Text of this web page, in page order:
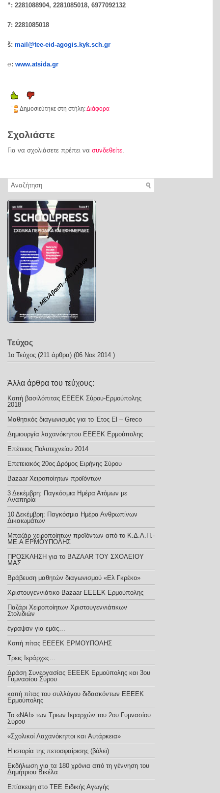
“: 2281088904, 2281085018, 6977092132
7: 2281085018
š: mail@tee-eid-agogis.kyk.sch.gr
℮: www.atsida.gr
Δημοσιεύτηκε στη στήλη:Διάφορα
Σχολιάστε
Για να σχολιάσετε πρέπει να συνδεθείτε.
Α - ΜΕτΑβαση...στο μέλλον
Τεύχος
1ο Τεύχος (211 άρθρα) (06 Νοε 2014 )
Άλλα άρθρα του τεύχους:
Κοπή βασιλόπιτας ΕΕΕΕΚ Σύρου-Ερμούπολης
2018
Μαθητικός διαγωνισμός για το Έτος El – Greco
Δημιουργία λαχανόκηπου ΕΕΕΕΚ Ερμούπολης
Επέτειος Πολυτεχνείου 2014
Επετειακός 20ος Δρόμος Ειρήνης Σύρου
Bazaar Xειροποίητων προϊόντων
3 Δεκέμβρη: Παγκόσμια Ημέρα Ατόμων με
Αναπηρία
10 Δεκέμβρη: Παγκόσμια Ημέρα Ανθρωπίνων
Δικαιωμάτων
Μπαζάρ χειροποίητων προϊόντων από το Κ.Δ.Α.Π.-
ΜΕ.Α ΕΡΜΟΥΠΟΛΗΣ
ΠΡΟΣΚΛΗΣΗ για το BAZAAR ΤΟΥ ΣΧΟΛΕΙΟΥ
ΜΑΣ…
Βράβευση μαθητών διαγωνισμού «Ελ Γκρέκο»
Χριστουγεννιάτικο Bazaar ΕΕΕΕΚ Ερμούπολης
Παζάρι Χειροποίητων Χριστουγεννιάτικων
Στολιδιών
έγραψαν για εμάς…
Κοπή πίτας ΕΕΕΕΚ ΕΡΜΟΥΠΟΛΗΣ
Τρεις Ιεράρχες…
Δράση Συνεργασίας ΕΕΕΕΚ Ερμούπολης και 3ου
Γυμνασίου Σύρου
κοπή πίτας του συλλόγου διδασκόντων ΕΕΕΕΚ
Ερμούπολης
Το «ΝΑΙ» των Τριων Ιεραρχών του 2ου Γυμνασίου
Σύρου
«Σχολικοί Λαχανόκηποι και Aυτάρκεια»
Η ιστορία της πετοσφαίρισης (βόλεϊ)
Εκδήλωση για τα 180 χρόνια από τη γέννηση του
Δημήτριου Βικέλα
Eπίσκεψη στο ΤΕΕ Ειδικής Αγωγής